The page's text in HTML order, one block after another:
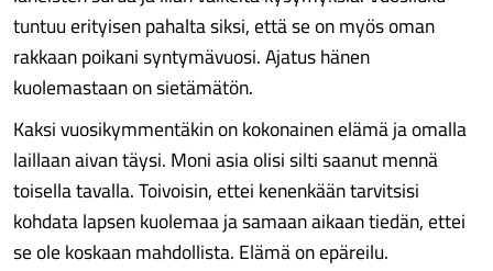
tuntuu erityisen pahalta siksi, että se on myös oman
rakkaan poikani syntymävuosi. Ajatus hänen
kuolemastaan on sietämätön.
Kaksi vuosikymmentäkin on kokonainen elämä ja omalla
laillaan aivan täysi. Moni asia olisi silti saanut mennä
toisella tavalla. Toivoisin, ettei kenenkään tarvitsisi
kohdata lapsen kuolemaa ja samaan aikaan tiedän, ettei
se ole koskaan mahdollista. Elämä on epäreilu.